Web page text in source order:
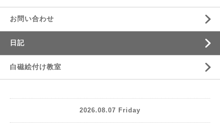
お問い合わせ
日記
白磁絵付け教室
2026.08.07 Friday